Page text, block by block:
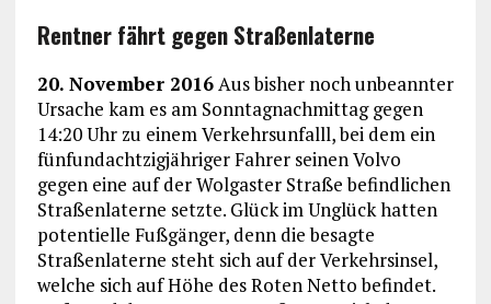
Rentner fährt gegen Straßenlaterne
20. November 2016Aus bisher noch unbeannter
Ursache kam es am Sonntagnachmittag gegen
14:20 Uhr zu einem Verkehrsunfalll, bei dem ein
fünfundachtzigjähriger Fahrer seinen Volvo
gegen eine auf der Wolgaster Straße befindlichen
Straßenlaterne setzte. Glück im Unglück hatten
potentielle Fußgänger, denn die besagte
Straßenlaterne steht sich auf der Verkehrsinsel,
welche sich auf Höhe des Roten Netto befindet.